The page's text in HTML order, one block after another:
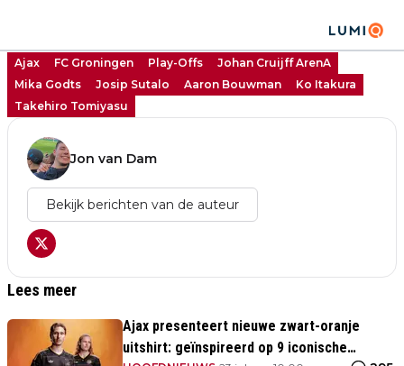
Ajax FC Groningen Play-Offs
Johan Cruijff ArenA
Mika Godts
Josip Sutalo Aaron Bouwman
Ko Itakura
Takehiro Tomiyasu
Jon van Dam
Bekijk berichten van de auteur
Lees meer
Ajax presenteert nieuwe zwart-oranje
uitshirt: geïnspireerd op 9 iconische